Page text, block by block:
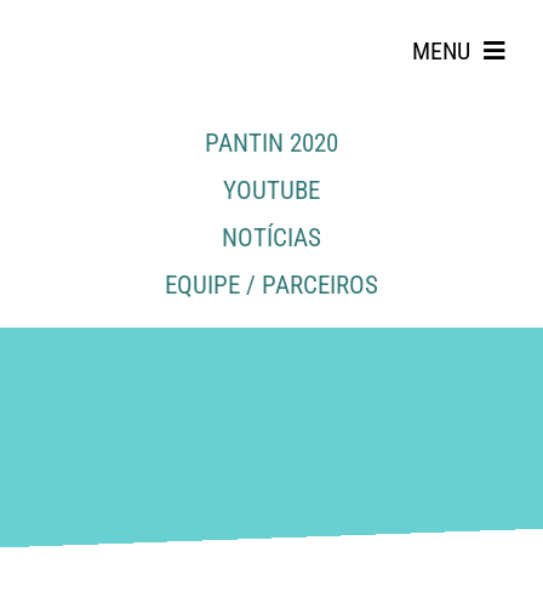
MENU
Search
PANTIN 2020
YOUTUBE
NOTÍCIAS
EQUIPE / PARCEIROS